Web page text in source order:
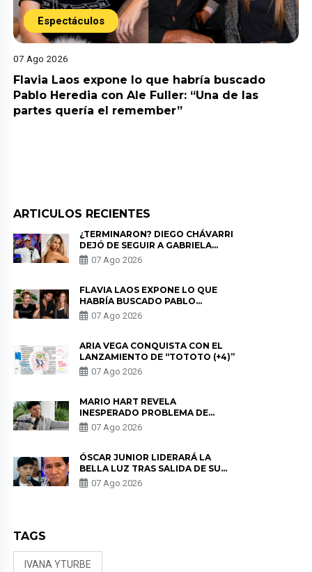
Espectáculos
07 Ago 2026
Flavia Laos expone lo que habría buscado
Pablo Heredia con Ale Fuller: “Una de las
partes quería el remember”
ARTICULOS RECIENTES
¿TERMINARON? DIEGO CHÁVARRI
DEJÓ DE SEGUIR A GABRIELA
HERRERA Y ANUNCIA SU SALIDA
DE PÓDCAST
07 Ago 2026
FLAVIA LAOS EXPONE LO QUE
HABRÍA BUSCADO PABLO
HEREDIA CON ALE FULLER: “UNA
DE LAS PARTES QUERÍA EL
07 Ago 2026
ARIA VEGA CONQUISTA CON EL
LANZAMIENTO DE “TOTOTO (+4)”
07 Ago 2026
MARIO HART REVELA
INESPERADO PROBLEMA DE
SALUD ANTES DE SEPARARSE DE
KORINA: “ME ENCONTRARON UN
07 Ago 2026
ÓSCAR JUNIOR LIDERARÁ LA
BELLA LUZ TRAS SALIDA DE SU
PADRE POR POLÉMICA CON
NALDY SALDAÑA
07 Ago 2026
TAGS
IVANA YTURBE